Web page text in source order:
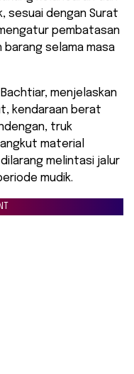
sesuai dengan Surat
pembatasan
selama masa
menjelaskan
kendaraan berat
truk
material
melintasi jalur
mudik.